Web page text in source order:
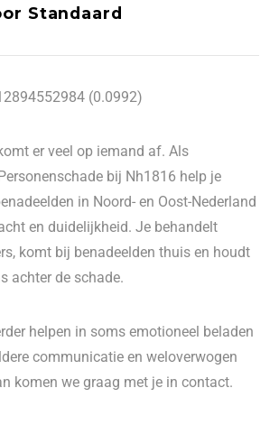
Standaard
(0.0992)
er veel op iemand af. Als
bij Nh1816 help je
in Noord- en Oost-Nederland
en duidelijkheid. Je behandelt
komt bij benadeelden thuis en houdt
achter de schade.
helpen in soms emotioneel beladen
communicatie en weloverwogen
komen we graag met je in contact.